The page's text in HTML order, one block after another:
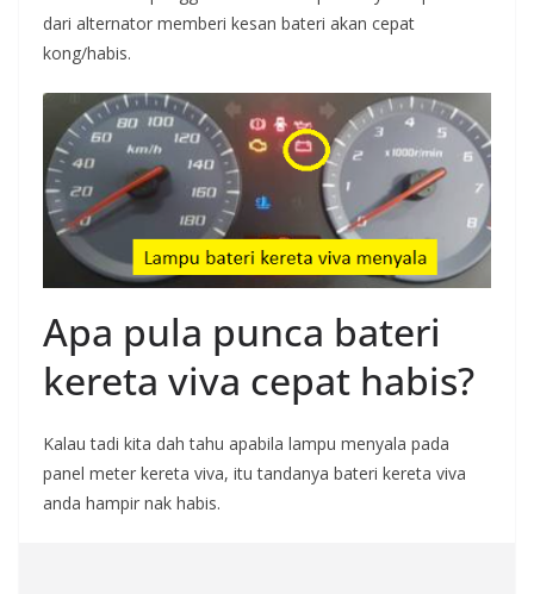
dari alternator memberi kesan bateri akan cepat
kong/habis.
Apa pula punca bateri
kereta viva cepat habis?
Kalau tadi kita dah tahu apabila lampu menyala pada
panel meter kereta viva, itu tandanya bateri kereta viva
anda hampir nak habis.